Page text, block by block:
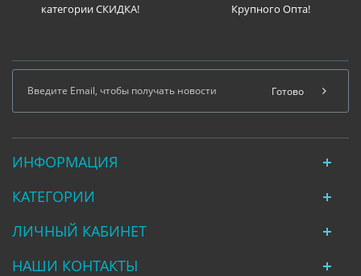
категории СКИДКА!
Крупного Опта!
Готово
ИНФОРМАЦИЯ
КАТЕГОРИИ
ЛИЧНЫЙ КАБИНЕТ
НАШИ КОНТАКТЫ